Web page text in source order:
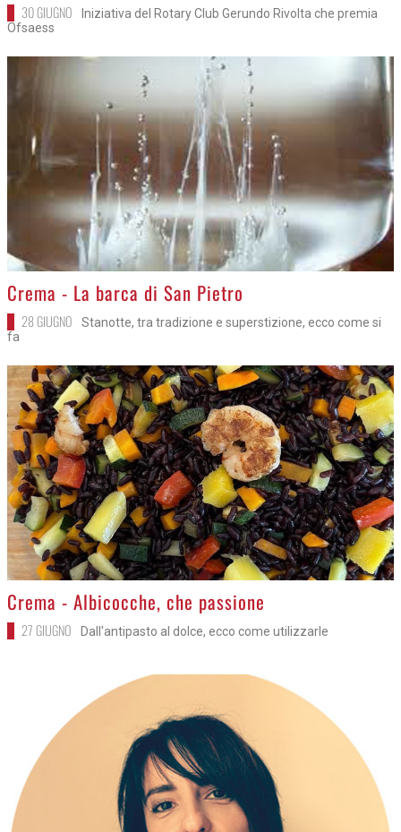
30 GIUGNO
Iniziativa del Rotary Club Gerundo Rivolta che premia
Ofsaess
>
Crema - La barca di San Pietro
28 GIUGNO
Stanotte, tra tradizione e superstizione, ecco come si
fa
>
Crema - Albicocche, che passione
27 GIUGNO Dall'antipasto al dolce, ecco come utilizzarle